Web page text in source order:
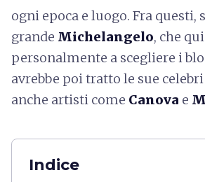
ogni epoca e luogo. Fra
grande Michelangelo, che
personalmente a scegliere i
avrebbe poi tratto le sue
anche artisti come Canova e
Indice